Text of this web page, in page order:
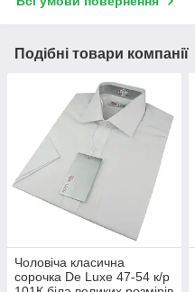
Подібні товари компанії
Чоловіча класична
сорочка De Luxe 47-54 к/р